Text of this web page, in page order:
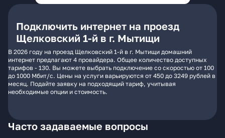
Подключить интернет на проезд
Щелковский 1-й в г. Мытищи
В 2026 году на проезд Щелковский 1-й в г. Мытищи домашний
интернет предлагают 4 провайдера. Общее количество доступных
тарифов - 130. Вы можете выбрать подключение со скоростью от 100
до 1000 Мбит/с. Цены на услуги варьируются от 450 до 3249 рублей в
месяц. Подайте заявку на подходящий тариф, учитывая
необходимые опции и стоимость.
Часто задаваемые вопросы